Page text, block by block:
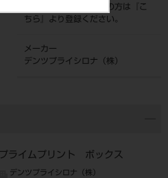
ネット会員登録がまだの方は『
こ
ちら
』より登録ください。
メーカー
デンツプライシロナ（株）
プライムプリント ボックス
デンツプライシロナ（株）